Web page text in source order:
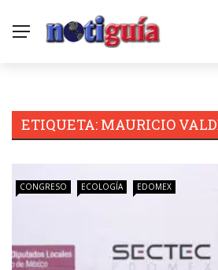
ETIQUETA: MAURICIO
CONGRESO ECOLOGÍA EDOMEX